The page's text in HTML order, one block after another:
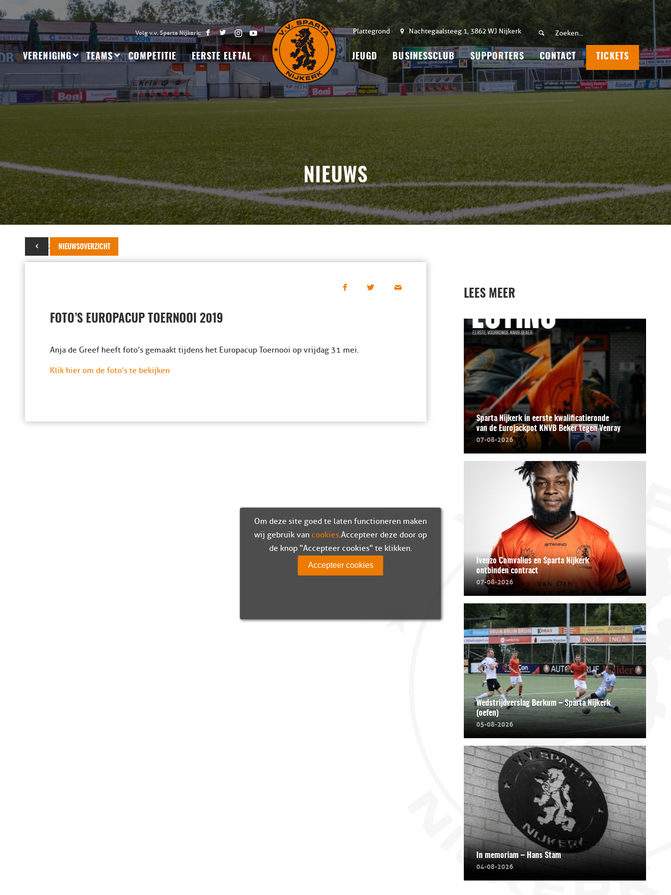
Plattegrond Nachtegaalsteeg 1, 3862 WJ Nijkerk
VERENIGING TEAMS COMPETITIE EERSTE ELFTAL JEUGD BUSINESSCLUB SUPPORTERS CONTACT TICKETS
NIEUWS
NIEUWSOVERZICHT
03 juni 2019
FOTO’S EUROPACUP TOERNOOI 2019
Anja de Greef heeft foto’s gemaakt tijdens het Europacup Toernooi op vrijdag 31 mei.
Klik hier om de foto’s te bekijken
LEES MEER
Sparta Nijkerk in eerste kwalificatieronde
van de Eurojackpot KNVB Beker tegen Venray
07-08-2026
Ivenzo Comvalius en Sparta Nijkerk
ontbinden contract
07-08-2026
Wedstrijdverslag Berkum – Sparta Nijkerk
(oefen)
05-08-2026
In memoriam – Hans Stam
04-08-2026
Om deze site goed te laten functioneren maken
wij gebruik van cookies. Accepteer deze door op
de knop "Accepteer cookies" te klikken.
Accepteer cookies